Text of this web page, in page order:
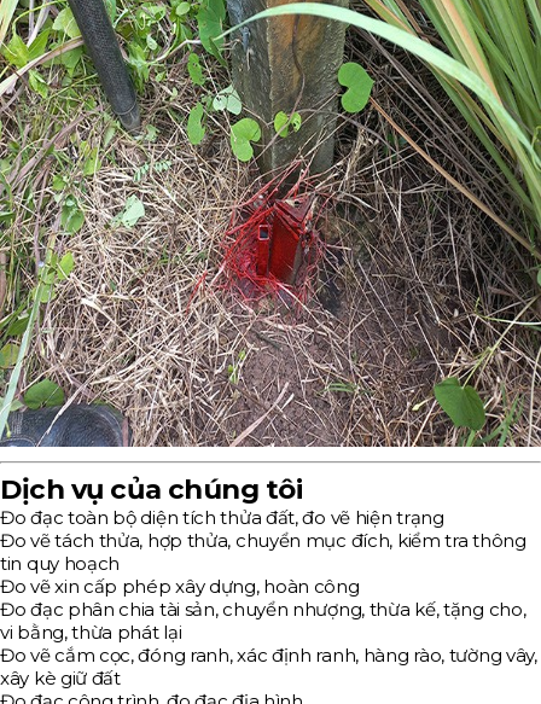
Dịch vụ của chúng tôi
Đo đạc toàn bộ diện tích thửa đất, đo vẽ hiện trạng
Đo vẽ tách thửa, hợp thửa, chuyển mục đích, kiểm tra thông
tin quy hoạch
Đo vẽ xin cấp phép xây dựng, hoàn công
Đo đạc phân chia tài sản, chuyển nhượng, thừa kế, tặng cho,
vi bằng, thừa phát lại
Đo vẽ cắm cọc, đóng ranh, xác định ranh, hàng rào, tường vây,
xây kè giữ đất